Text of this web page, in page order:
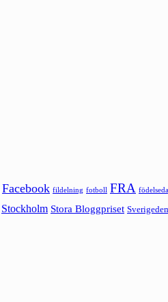
Facebook fildelning fotboll FRA
Stockholm Stora Bloggpriset